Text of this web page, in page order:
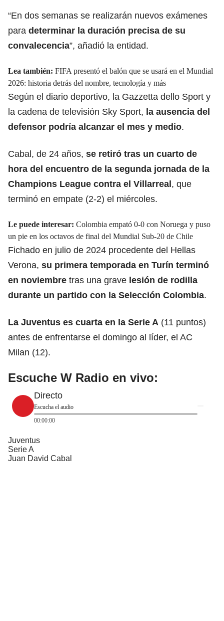
“En dos semanas se realizarán nuevos exámenes
para determinar la duración precisa de su
convalecencia”, añadió la entidad.
Lea también: FIFA presentó el balón que se usará en el Mundial
2026: historia detrás del nombre, tecnología y más
Según el diario deportivo, la Gazzetta dello Sport y
la cadena de televisión Sky Sport, la ausencia del
defensor podría alcanzar el mes y medio.
Cabal, de 24 años, se retiró tras un cuarto de
hora del encuentro de la segunda jornada de la
Champions League contra el Villarreal, que
terminó en empate (2-2) el miércoles.
Le puede interesar: Colombia empató 0-0 con Noruega y puso
un pie en los octavos de final del Mundial Sub-20 de Chile
Fichado en julio de 2024 procedente del Hellas
Verona, su primera temporada en Turín terminó
en noviembre tras una grave lesión de rodilla
durante un partido con la Selección Colombia.
La Juventus es cuarta en la Serie A (11 puntos)
antes de enfrentarse el domingo al líder, el AC
Milan (12).
Escuche W Radio en vivo:
Directo
Escucha el audio
00:00:00
Juventus
Serie A
Juan David Cabal